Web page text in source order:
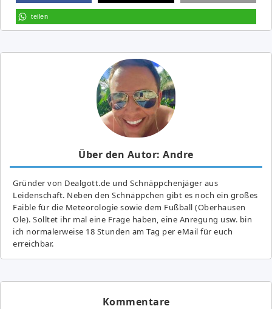
teilen
Über den Autor: Andre
Gründer von Dealgott.de und Schnäppchenjäger aus
Leidenschaft. Neben den Schnäppchen gibt es noch ein großes
Fai­ble für die Meteorologie sowie dem Fußball (Oberhausen
Ole). Solltet ihr mal eine Frage haben, eine Anregung usw. bin
ich normalerweise 18 Stunden am Tag per eMail für euch
erreichbar.
Kommentare